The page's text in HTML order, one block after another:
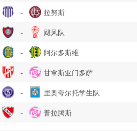
- 拉努斯
- 飓风队
- 阿尔多斯维
- 甘拿斯亚门多萨
- 里奥夸尔托学生队
- 普拉腾斯